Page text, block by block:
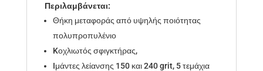
Περιλαμβάνεται:
Θήκη μεταφοράς από υψηλής ποιότητας
πολυπροπυλένιο
Kοχλιωτός σφιγκτήρας,
Iμάντες λείανσης 150 και 240 grit, 5 τεμάχια